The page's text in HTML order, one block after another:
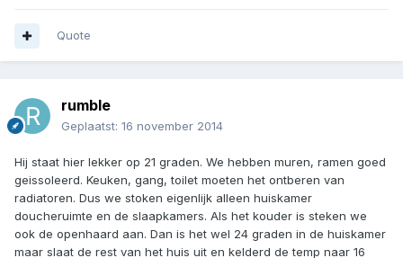
Quote
rumble
Geplaatst: 16 november 2014
Hij staat hier lekker op 21 graden. We hebben muren, ramen goed
geissoleerd. Keuken, gang, toilet moeten het ontberen van
radiatoren. Dus we stoken eigenlijk alleen huiskamer
doucheruimte en de slaapkamers. Als het kouder is steken we
ook de openhaard aan. Dan is het wel 24 graden in de huiskamer
maar slaat de rest van het huis uit en kelderd de temp naar 16